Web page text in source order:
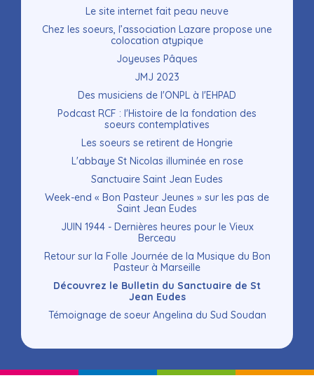
Le site internet fait peau neuve
Chez les soeurs, l’association Lazare propose une
colocation atypique
Joyeuses Pâques
JMJ 2023
Des musiciens de l'ONPL à l'EHPAD
Podcast RCF : l'Histoire de la fondation des
soeurs contemplatives
Les soeurs se retirent de Hongrie
L'abbaye St Nicolas illuminée en rose
Sanctuaire Saint Jean Eudes
Week-end « Bon Pasteur Jeunes » sur les pas de
Saint Jean Eudes
JUIN 1944 - Dernières heures pour le Vieux
Berceau
Retour sur la Folle Journée de la Musique du Bon
Pasteur à Marseille
Découvrez le Bulletin du Sanctuaire de St
Jean Eudes
Témoignage de soeur Angelina du Sud Soudan